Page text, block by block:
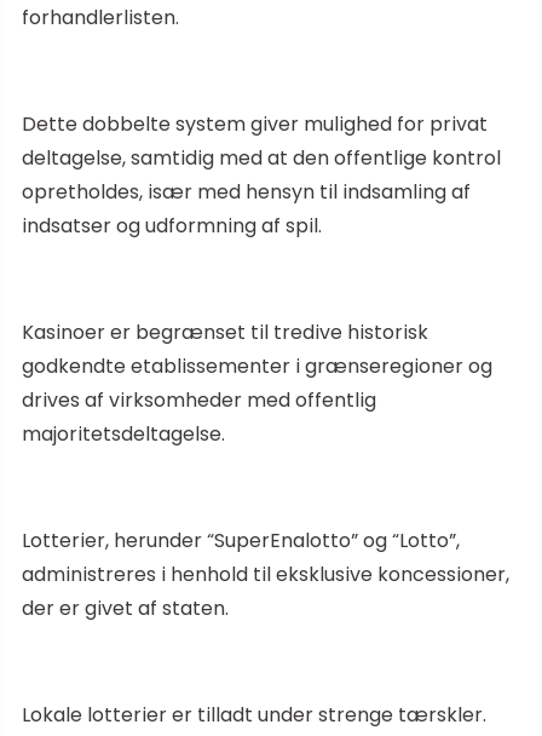
forhandlerlisten.
Dette dobbelte system giver mulighed for privat
deltagelse, samtidig med at den offentlige kontrol
opretholdes, især med hensyn til indsamling af
indsatser og udformning af spil.
Kasinoer er begrænset til tredive historisk
godkendte etablissementer i grænseregioner og
drives af virksomheder med offentlig
majoritetsdeltagelse.
Lotterier, herunder “SuperEnalotto” og “Lotto”,
administreres i henhold til eksklusive koncessioner,
der er givet af staten.
Lokale lotterier er tilladt under strenge tærskler.